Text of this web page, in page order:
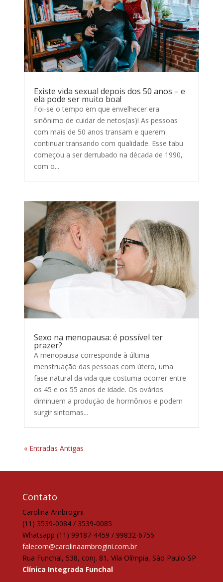
Existe vida sexual depois dos 50 anos – e
ela pode ser muito boa!
Foi-se o tempo em que envelhecer era
sinônimo de cuidar de netos(as)! As pessoas
com mais de 50 anos transam e querem
continuar transando com qualidade. Esse tabu
começou a ser derrubado na década de 1990,
com o...
Sexo na menopausa: é possível ter
prazer?
A menopausa corresponde à última
menstruação das pessoas com útero, uma
fase natural da vida que costuma ocorrer entre
os 45 e os 55 anos de idade. Os ovários
diminuem a produção de hormônios e podem
surgir sintomas...
« Entradas Antigas
Contato
Carolina Ambrogini
(11) 3539-0084 / 3539-0085
Whatsapp (11) 99187-4459 / 99832-6755
falecom@carolinaambrogini.com.br
Rua Funchal, 538, conj. 81, Vila Olímpia, São Paulo-SP
Clínica Integrada Funchal